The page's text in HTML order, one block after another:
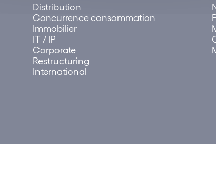
Distribution
Concurrence consommation
Immobilier
IT / IP
Corporate
Restructuring
International